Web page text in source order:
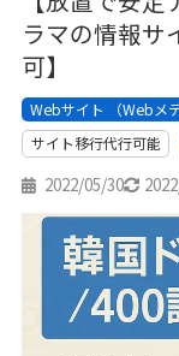
ラマの情報サ
可】
Webサイト （Webメデ
サイト移行代行可能
2022/05/30